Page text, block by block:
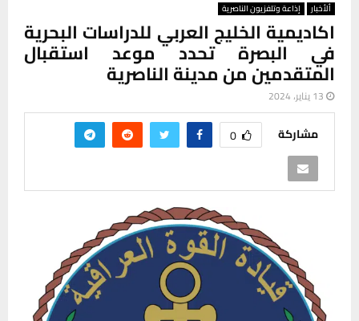
ألأخبار إذاعة وتلفزيون الناصرية
اكاديمية الخليج العربي للدراسات البحرية
في البصرة تحدد موعد استقبال
المتقدمين من مدينة الناصرية
13 يناير، 2024
مشاركة 0